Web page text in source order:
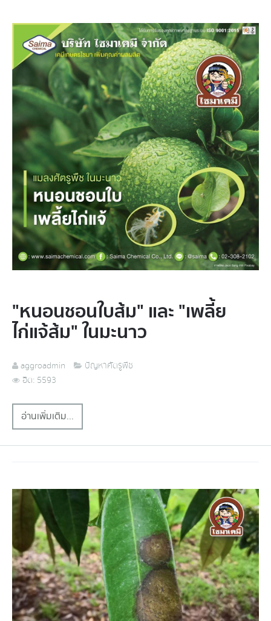
"หนอนชอนใบส้ม" และ "เพลี้ย
ไก่แจ้ส้ม" ในมะนาว
aggroadmin
ปัญหาศัตรูพืช
ฮิต: 5593
อ่านเพิ่มเติม...